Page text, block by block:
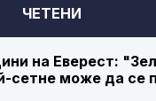
ЧЕТЕНИ
на Еверест:
сетне може да се